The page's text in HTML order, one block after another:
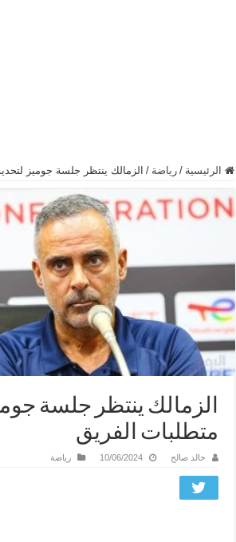
الرئيسية / رياضة / الزمالك ينتظر جلسة جوميز
الزمالك ينتظر جلسة
متطلبات الفريق
خالد صالح 10/06/2024 رياضة